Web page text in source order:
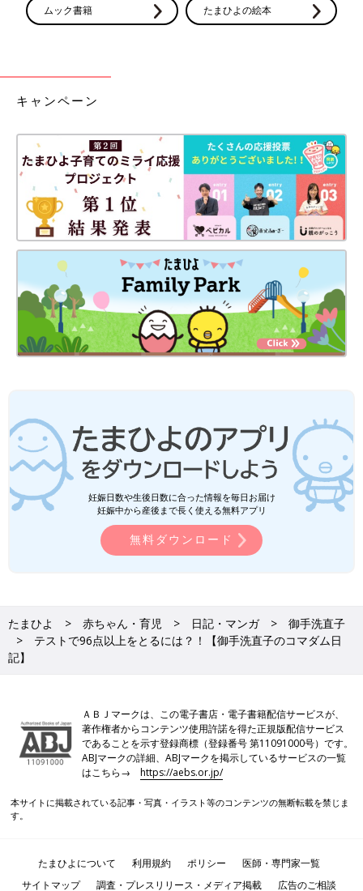
ムック書籍 たまひよの絵本
キャンペーン
妊娠日数や生後日数に合った情報を毎日お届け
妊娠中から産後まで長く使える無料アプリ
無料ダウンロード
たまひよ 赤ちゃん・育児 日記・マンガ
御手洗直子
テストで96点以上をとるには？！【御手洗直子のコマダム日
記】
ＡＢＪマークは、この電子書店・電子書籍配信サービスが、
著作権者からコンテンツ使用許諾を得た正規版配信サービス
であることを示す登録商標（登録番号 第11091000号）です。
ABJマークの詳細、ABJマークを掲示しているサービスの一覧
はこちら→https://aebs.or.jp/
本サイトに掲載されている記事・写真・イラスト等のコンテンツの無断転載を禁じま
す。
たまひよについて 利用規約 ポリシー
医師・専門家一覧
サイトマップ
調査・プレスリリース・メディア掲載 広告のご相談